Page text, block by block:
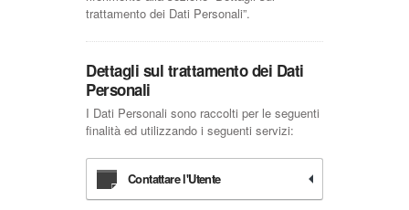
trattamento dei Dati Personali”.
Dettagli sul trattamento dei Dati
Personali
I Dati Personali sono raccolti per le seguenti
finalità ed utilizzando i seguenti servizi:
Contattare l'Utente